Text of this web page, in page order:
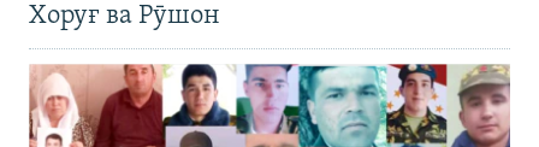
Хоруғ ва Рӯшон